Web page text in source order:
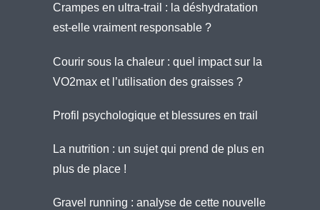
Crampes en ultra-trail : la déshydratation
est-elle vraiment responsable ?
Courir sous la chaleur : quel impact sur la
VO2max et l’utilisation des graisses ?
Profil psychologique et blessures en trail
La nutrition : un sujet qui prend de plus en
plus de place !
Gravel running : analyse de cette nouvelle